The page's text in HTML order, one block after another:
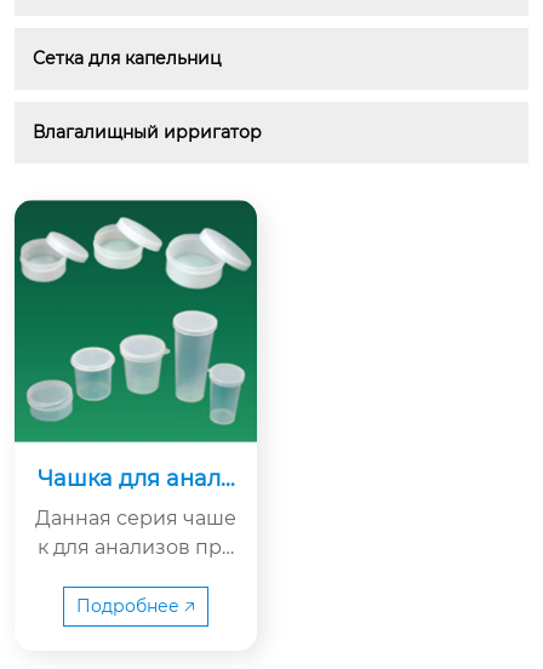
Сетка для капельниц
Влагалищный ирригатор
Чашка для анали
Данная серия чаше
к для анализов про
бэй Аньнин Медиц
инские Оборудован
Подробнее 🡥